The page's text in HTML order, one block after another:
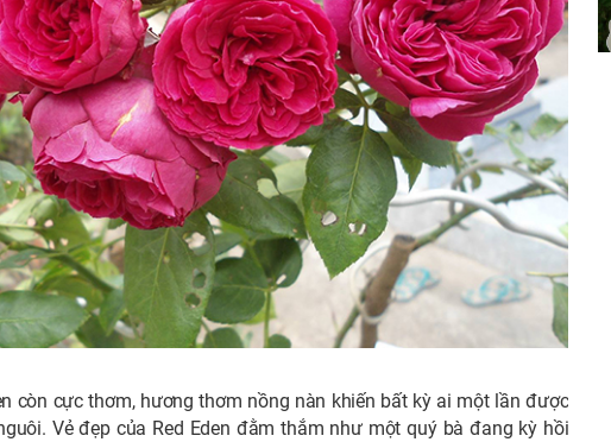
còn cực thơm, hương thơm nồng nàn khiến bất kỳ ai một lần được
Vẻ đẹp của Red Eden đằm thắm như một quý bà đang kỳ hồi